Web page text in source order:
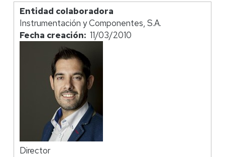
Entidad colaboradora
Instrumentación y Componentes, S.A.
Fecha creación 11/03/2010
Director